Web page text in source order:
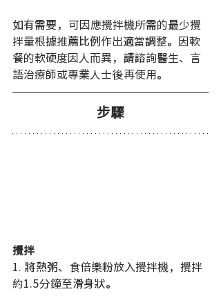
如有需要，可因應攪拌機所需的最少攪
拌量根據推薦比例作出適當調整。因軟
餐的軟硬度因人而異，請諮詢醫生、言
語治療師或專業人士後再使用。
步驟
攪拌
1. 將熱粥、食倍樂粉放入攪拌機，攪拌
約1.5分鐘至滑身狀。